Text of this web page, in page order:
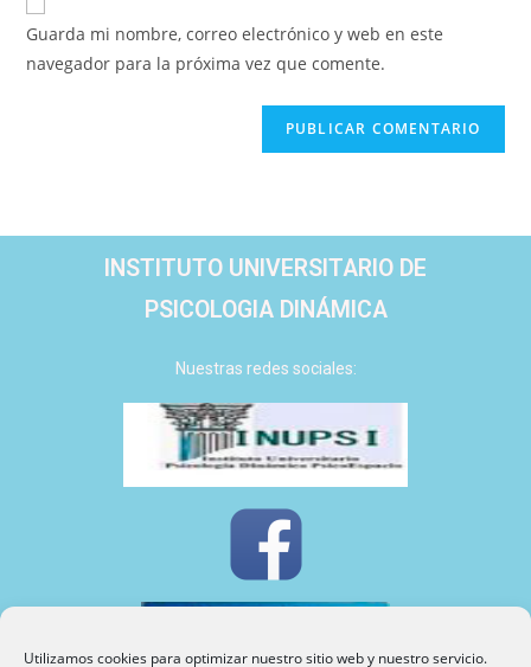
Utilizamos cookies para optimizar nuestro sitio web y nuestro servicio.
Guarda mi nombre, correo electrónico y web en este
navegador para la próxima vez que comente.
INSTITUTO UNIVERSITARIO DE
PSICOLOGIA DINÁMICA
Nuestras redes sociales: